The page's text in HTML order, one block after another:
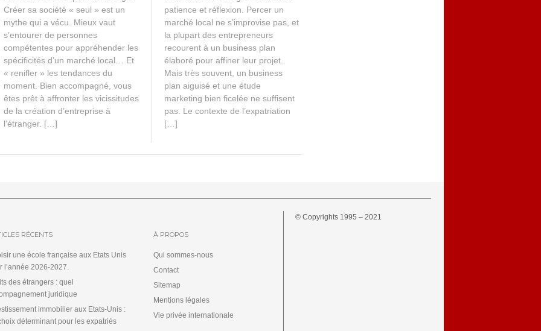
Créer sa société « seul » est un
mythe qui a vécu. Mieux vaut
s’entourer de personnes
compétentes pour appréhender les
spécificités d’un marché local… Et
« renifler » les tendances du
moment. Bien accompagné, vous
êtes prêt à affronter les vicissitudes
de la création d’entreprise à
l’étranger. […]
patience et réflexion. Percer un
marché local ne s’improvise pas, et
la plupart des entrepreneurs
recourent à un business plan
élaboré pour affiner leur projet.
Mais très souvent, un business
plan aiguisé et une étude
marketing bien ficelée ne suffisent
pas. Le contexte de l’expatriation
[…]
RÉCENTS
une école française aux Etats Unis
l’année 2026-2027.
des étrangers : quel
juridique
immobilier aux Etats-Unis :
déterminant pour les expatriés
À PROPOS
Qui sommes-nous
Contact
Sitemap
Mentions légales
Vie privée internationale
© Copyrights 1995 – 2021